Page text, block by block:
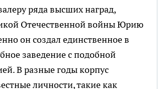
ряда высших наград,
Отечественной войны Юрию
он создал единственное в
заведение с подобной
В разные годы корпус
личности, такие как